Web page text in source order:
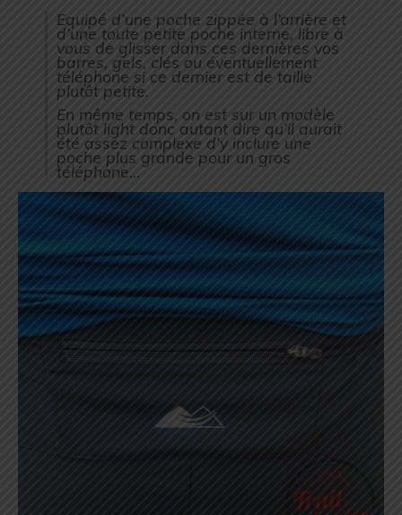
Equipé d’une poche zippée à l’arrière et
d’une toute petite poche interne, libre à
vous de glisser dans ces dernières vos
barres, gels, clés ou éventuellement
téléphone si ce dernier est de taille
plutôt petite.
En même temps, on est sur un modèle
plutôt light donc autant dire qu’il aurait
été assez complexe d’y inclure une
poche plus grande pour un gros
téléphone…